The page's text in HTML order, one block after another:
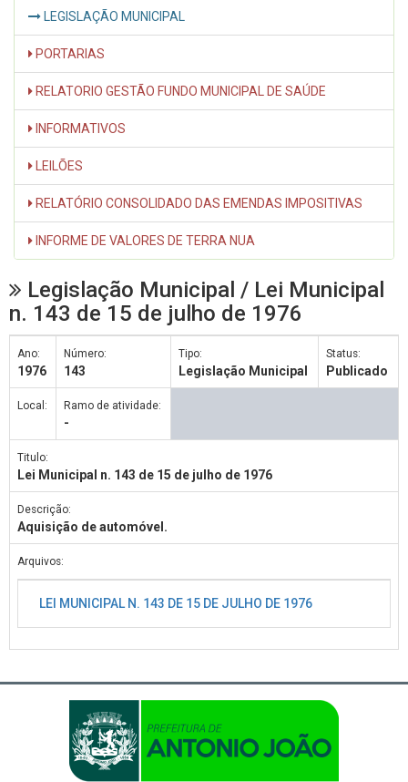
LEGISLAÇÃO MUNICIPAL
PORTARIAS
RELATORIO GESTÃO FUNDO MUNICIPAL DE SAÚDE
INFORMATIVOS
LEILÕES
RELATÓRIO CONSOLIDADO DAS EMENDAS IMPOSITIVAS
INFORME DE VALORES DE TERRA NUA
Legislação Municipal / Lei Municipal
n. 143 de 15 de julho de 1976
Ano:
1976
Número:
143
Tipo:
Legislação Municipal
Status:
Publicado
Local: Ramo de atividade:
-
Titulo:
Lei Municipal n. 143 de 15 de julho de 1976
Descrição:
Aquisição de automóvel.
Arquivos:
LEI MUNICIPAL N. 143 DE 15 DE JULHO DE 1976